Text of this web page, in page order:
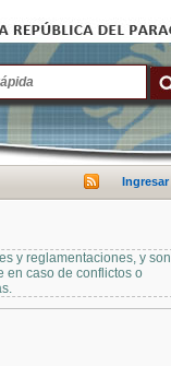
Ingresar
y reglamentaciones, y son
en caso de conflictos o